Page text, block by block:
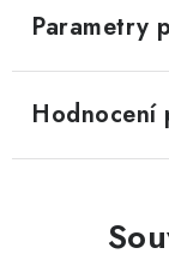
Parametry
Hodnocení